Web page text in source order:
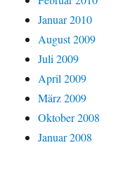
Januar 2010
August 2009
Juli 2009
April 2009
März 2009
Oktober 2008
Januar 2008